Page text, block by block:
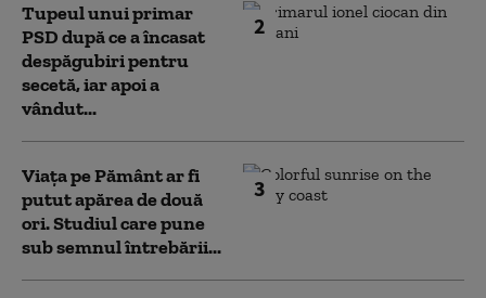
2
Tupeul unui primar
PSD după ce a încasat
despăgubiri pentru
secetă, iar apoi a
vândut...
3
Viața pe Pământ ar fi
putut apărea de două
ori. Studiul care pune
sub semnul întrebării...